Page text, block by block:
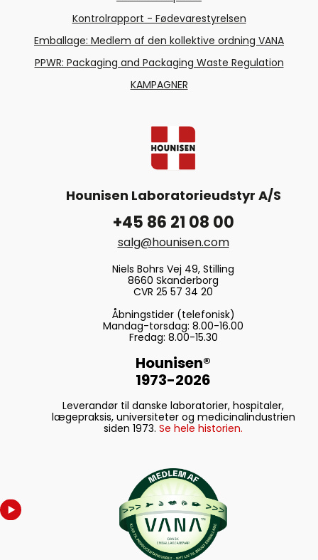
Kontrolrapport - Fødevarestyrelsen
Emballage: Medlem af den kollektive ordning VANA
PPWR: Packaging and Packaging Waste Regulation
KAMPAGNER
Hounisen Laboratorieudstyr A/S
+45 86 21 08 00
salg@hounisen.com
Niels Bohrs Vej 49, Stilling
8660 Skanderborg
CVR 25 57 34 20
Åbningstider (telefonisk)
Mandag-torsdag: 8.00-16.00
Fredag: 8.00-15.30
Hounisen®
1973-2026
Leverandør til danske laboratorier, hospitaler,
lægepraksis, universiteter og medicinalindustrien
siden 1973. Se hele historien.